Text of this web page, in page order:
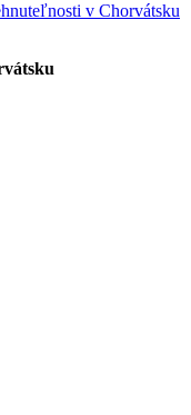
v Chorvátsku